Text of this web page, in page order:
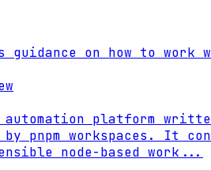
on how to work
platform
by pnpm workspaces. It
node-based work ...